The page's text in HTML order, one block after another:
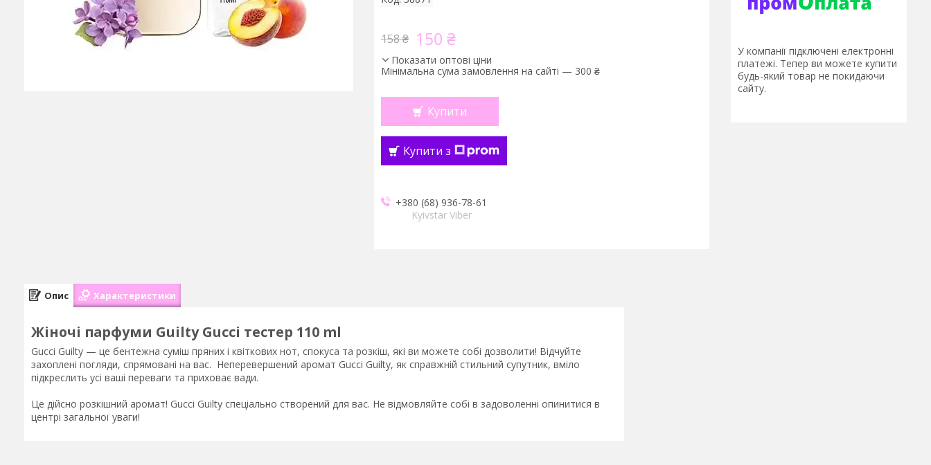
158 ₴ 150 ₴
Показати оптові ціни
Мінімальна сума замовлення на сайті — 300 ₴
Купити
Купити з
+380 (68) 936-78-61
Kyivstar Viber
У компанії підключені електронні
платежі. Тепер ви можете купити
будь-який товар не покидаючи
сайту.
Опис Характеристики
Жіночі парфуми Guilty Gucci тестер 110 ml
Gucci Guilty — це бентежна суміш пряних і квіткових нот, спокуса та розкіш, які ви можете собі дозволити! Відчуйте
захоплені погляди, спрямовані на вас. Неперевершений аромат Gucci Guilty, як справжній стильний супутник, вміло
підкреслить усі ваші переваги та приховає вади.
Це дійсно розкішний аромат! Gucci Guilty спеціально створений для вас. Не відмовляйте собі в задоволенні опинитися в
центрі загальної уваги!